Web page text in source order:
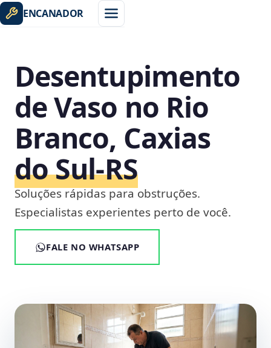
ENCANADOR
Desentupimento
de Vaso no Rio
Branco, Caxias
do Sul‑RS
Soluções rápidas para obstruções.
Especialistas experientes perto de você.
FALE NO WHATSAPP